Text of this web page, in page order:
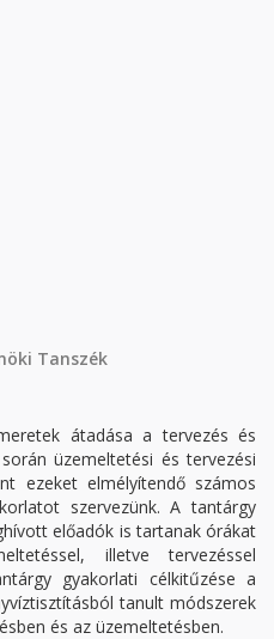
Tanszék
átadása a tervezés és
üzemeltetési és tervezési
ezeket elmélyítendő számos
szervezünk. A tantárgy
előadók is tartanak órákat
illetve tervezéssel
gyakorlati célkitűzése a
tanult módszerek
és az üzemeltetésben.